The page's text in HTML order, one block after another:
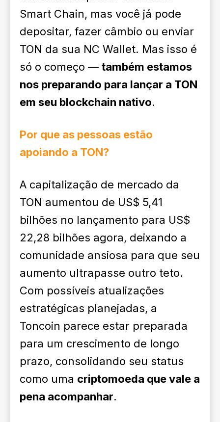
Smart Chain, mas você já pode
depositar, fazer câmbio ou enviar
TON da sua NC Wallet. Mas isso é
só o começo — também estamos
nos preparando para lançar a TON
em seu blockchain nativo.
Por que as pessoas estão
apoiando a TON?
A capitalização de mercado da
TON aumentou de US$ 5,41
bilhões no lançamento para US$
22,28 bilhões agora, deixando a
comunidade ansiosa para que seu
aumento ultrapasse outro teto.
Com possíveis atualizações
estratégicas planejadas, a
Toncoin parece estar preparada
para um crescimento de longo
prazo, consolidando seu status
como uma criptomoeda que vale a
pena acompanhar.